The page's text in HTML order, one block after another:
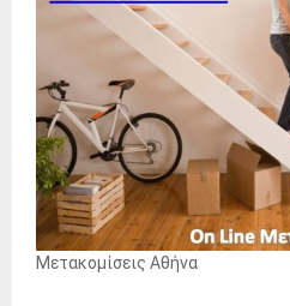
Μετακομίσεις Αθήνα